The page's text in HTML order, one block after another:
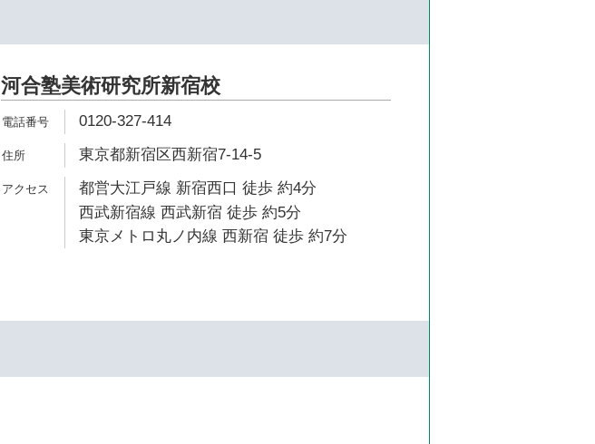
河合塾美術研究所新宿校
0120-327-414
東京都新宿区西新宿7-14-5
都営大江戸線 新宿西口 徒歩 約4分
西武新宿線 西武新宿 徒歩 約5分
東京メトロ丸ノ内線 西新宿 徒歩 約7分